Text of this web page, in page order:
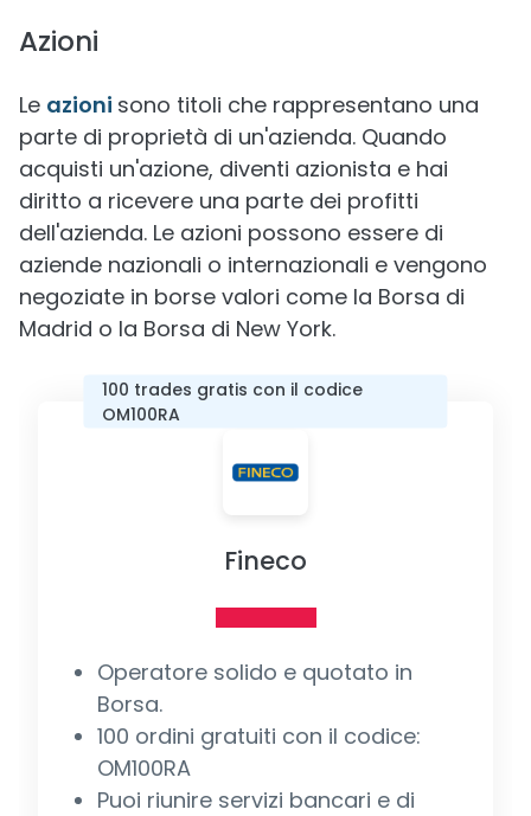
Azioni
Le azioni sono titoli che rappresentano una
parte di proprietà di un'azienda. Quando
acquisti un'azione, diventi azionista e hai
diritto a ricevere una parte dei profitti
dell'azienda. Le azioni possono essere di
aziende nazionali o internazionali e vengono
negoziate in borse valori come la Borsa di
Madrid o la Borsa di New York.
100 trades gratis con il codice
OM100RA
Fineco
Operatore solido e quotato in
Borsa.
100 ordini gratuiti con il codice:
OM100RA
Puoi riunire servizi bancari e di